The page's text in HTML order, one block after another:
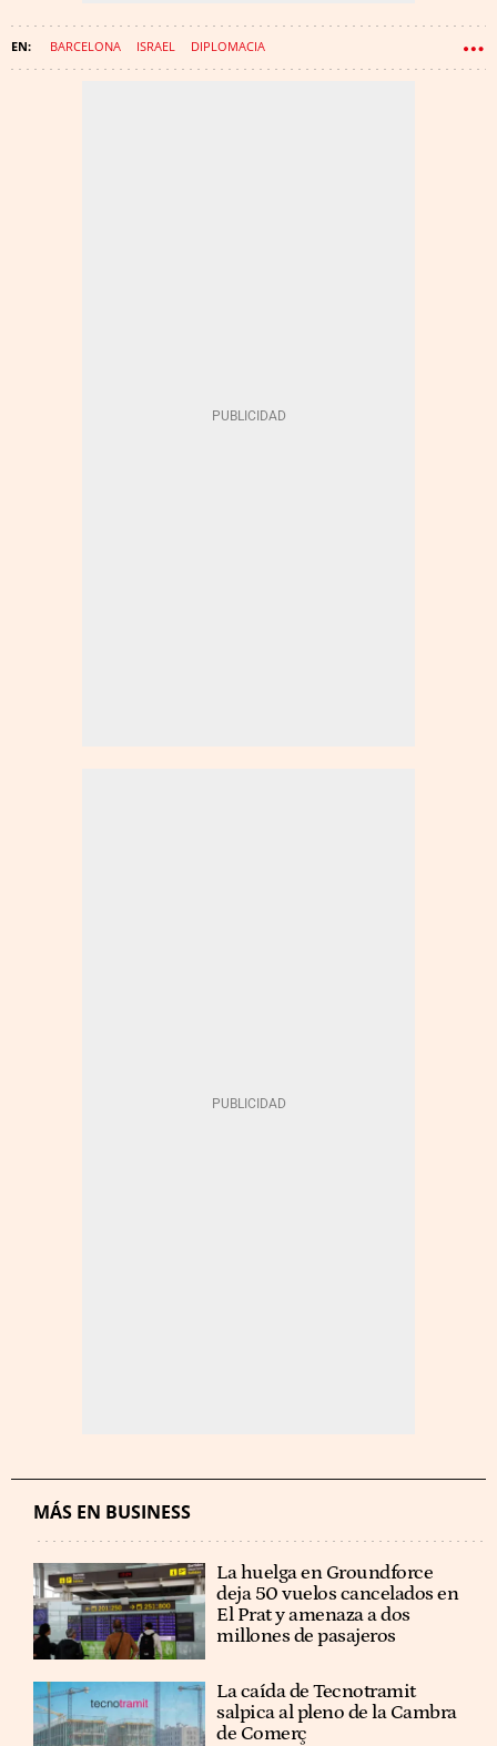
BARCELONA ISRAEL DIPLOMACIA
MÁS EN BUSINESS
La huelga en Groundforce
deja 50 vuelos cancelados en
El Prat y amenaza a dos
millones de pasajeros
La caída de Tecnotramit
salpica al pleno de la Cambra
de Comerç